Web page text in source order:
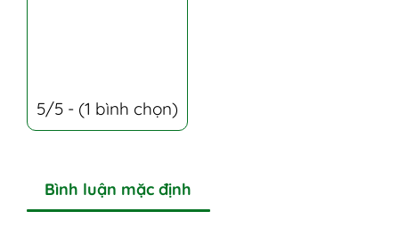
5/5 - (1 bình chọn)
Bình luận mặc định